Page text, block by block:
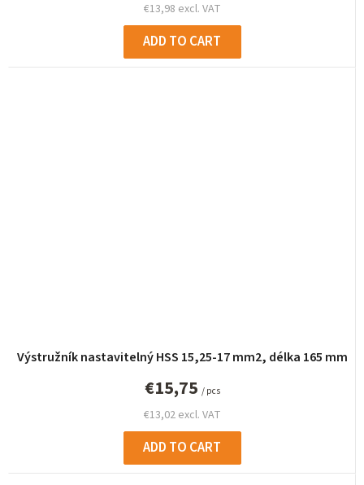
€13,98 excl. VAT
ADD TO CART
Výstružník nastavitelný HSS 15,25-17 mm2, délka 165 mm
€13,02 excl. VAT
€15,75 / pcs
ADD TO CART